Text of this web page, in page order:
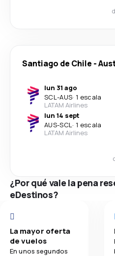
Santiago de Chile -
lun 31 ago
SCL-AUS· 1 escala
LATAM Airlines
lun 14 sept
AUS-SCL· 1 escala
LATAM Airlines
¿Por qué vale la pena
eDestinos?
La mayor oferta
de vuelos
En unos segundos